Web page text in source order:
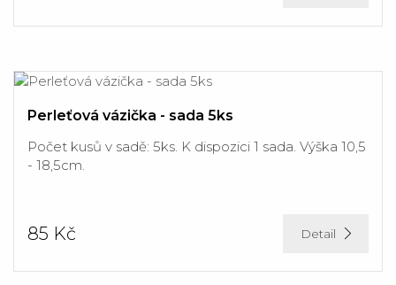
Perleťová vázička - sada 5ks
Počet kusů v sadě: 5ks. K dispozici 1 sada. Výška 10,5
- 18,5cm.
85 Kč Detail